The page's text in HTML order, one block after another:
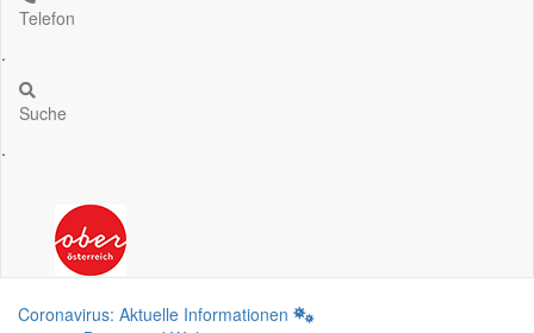
Telefon
.
Suche
.
Coronavirus: Aktuelle Informationen